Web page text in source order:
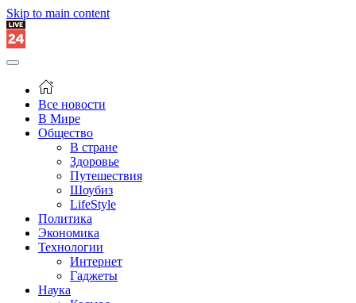
Skip to main content
Все новости
В Мире
Общество
В стране
Здоровье
Путешествия
Шоубиз
LifeStyle
Политика
Экономика
Технологии
Интернет
Гаджеты
Наука